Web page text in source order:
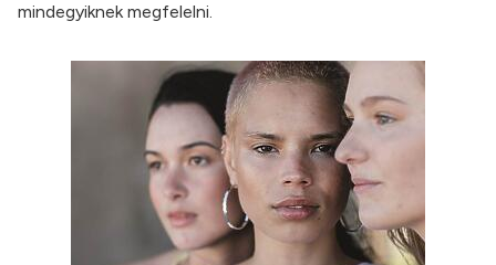
mindegyiknek megfelelni.